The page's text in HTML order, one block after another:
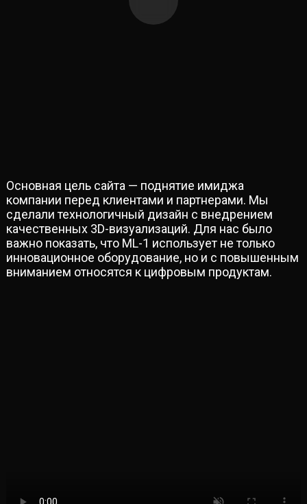
Основная цель сайта — поднятие имиджа
компании перед клиентами и партнерами. Мы
сделали технологичный дизайн с внедрением
качественных 3D-визуализаций. Для нас было
важно показать, что ML-1 использует не только
инновационное оборудование, но и с повышенным
вниманием относятся к цифровым продуктам.